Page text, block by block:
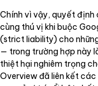
Chính vì vậy, quyết định
cùng thú vị khi buộc
(strict liability) cho
— trong trường hợp này
thiệt hại nghiêm trọng
Overview đã liên kết